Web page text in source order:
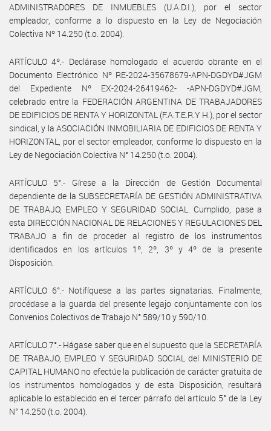
ADMINISTRADORES DE INMUEBLES (U.A.D.I.), por el sector
empleador, conforme a lo dispuesto en la Ley de Negociación
Colectiva Nº 14.250 (t.o. 2004).
ARTÍCULO 4º.- Declárase homologado el acuerdo obrante en el
Documento Electrónico Nº RE-2024-35678679-APN-DGDYD#JGM
del Expediente Nº EX-2024-26419462- -APN-DGDYD#JGM,
celebrado entre la FEDERACIÓN ARGENTINA DE TRABAJADORES
DE EDIFICIOS DE RENTA Y HORIZONTAL (F.A.T.E.R.Y H.), por el sector
sindical, y la ASOCIACIÓN INMOBILIARIA DE EDIFICIOS DE RENTA Y
HORIZONTAL, por el sector empleador, conforme lo dispuesto en la
Ley de Negociación Colectiva N° 14.250 (t.o. 2004).
ARTÍCULO 5°.- Gírese a la Dirección de Gestión Documental
dependiente de la SUBSECRETARÍA DE GESTIÓN ADMINISTRATIVA
DE TRABAJO, EMPLEO Y SEGURIDAD SOCIAL. Cumplido, pase a
esta DIRECCIÓN NACIONAL DE RELACIONES Y REGULACIONES DEL
TRABAJO a fin de proceder al registro de los instrumentos
identificados en los artículos 1º, 2º, 3º y 4º de la presente
Disposición.
ARTÍCULO 6°.- Notifíquese a las partes signatarias. Finalmente,
procédase a la guarda del presente legajo conjuntamente con los
Convenios Colectivos de Trabajo N° 589/10 y 590/10.
ARTÍCULO 7°.- Hágase saber que en el supuesto que la SECRETARÍA
DE TRABAJO, EMPLEO Y SEGURIDAD SOCIAL del MINISTERIO DE
CAPITAL HUMANO no efectúe la publicación de carácter gratuita de
los instrumentos homologados y de esta Disposición, resultará
aplicable lo establecido en el tercer párrafo del artículo 5° de la Ley
N° 14.250 (t.o. 2004).